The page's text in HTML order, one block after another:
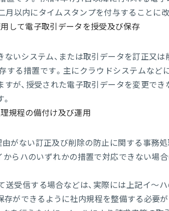
月以内にタイムスタンプを付与することに
して電子取引データを授受及び保存
いシステム、または取引データを訂正又
する措置です。主にクラウドシステムな
が、授受された電子取引データを変更で
規程の備付け及び運用
がない訂正及び削除の防止に関する事務
らハのいずれかの措置で対応できない場
受信する場合などは、実際には上記イ～
ができるように社内規程を整備する必要が